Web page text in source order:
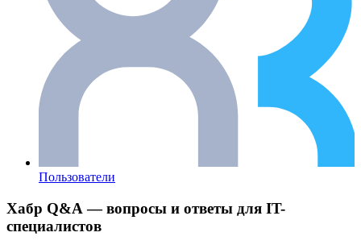
Пользователи
Хабр Q&A — вопросы и ответы для IT-
специалистов